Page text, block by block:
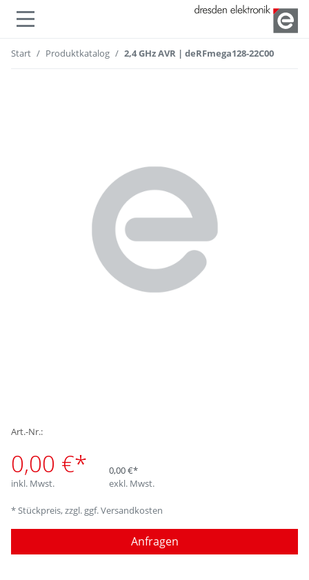
Navigation ein- oder
Start Produktkatalog 2,4 GHz AVR | deRFmega128-22C00
Art.-Nr.:
0,00 €*
inkl. Mwst.
0,00 €*
exkl. Mwst.
* Stückpreis, zzgl. ggf. Versandkosten
Anfragen